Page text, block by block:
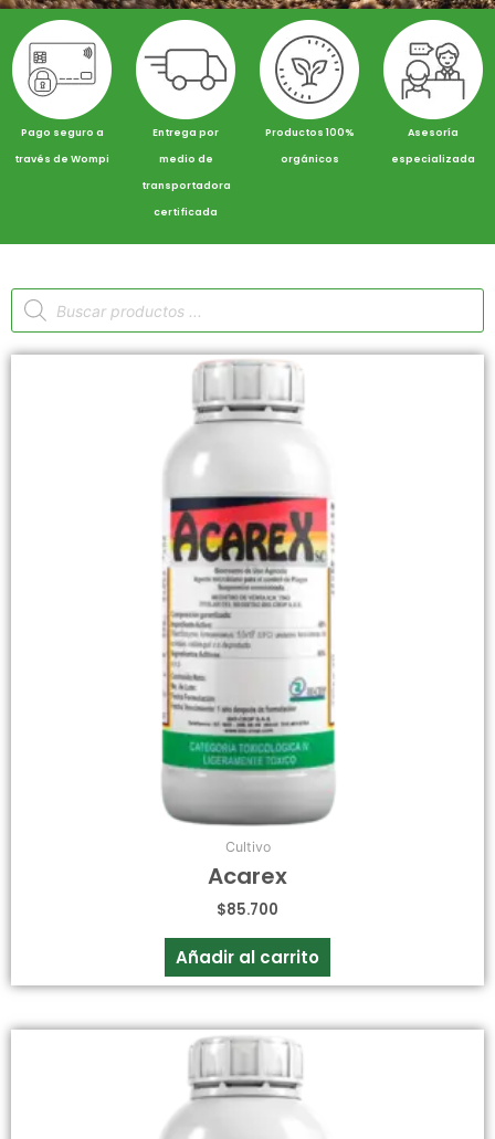
Pago seguro a
través de Wompi
Entrega por
medio de
transportadora
certificada
Productos 100%
orgánicos
Asesoría
especializada
Búsqueda
de
productos
Cultivo
Acarex
$85.700
Añadir al carrito